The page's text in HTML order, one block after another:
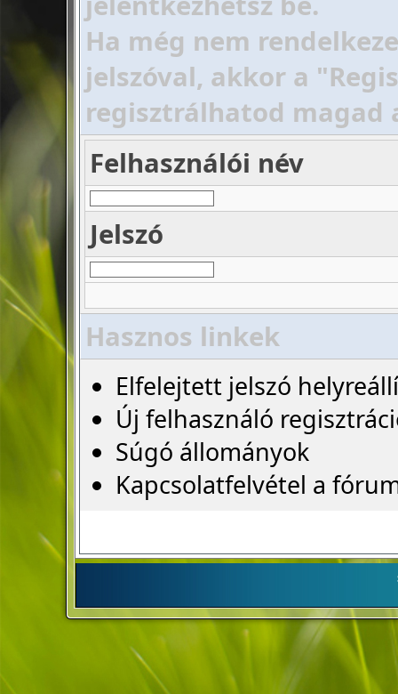
Ha még nem
jelszóval, akkor a
regisztrálhatod magad
Felhasználói név
Jelszó
Hasznos linkek
Elfelejtett jelszó
Új felhasználó
Súgó állományok
Kapcsolatfelvétel a